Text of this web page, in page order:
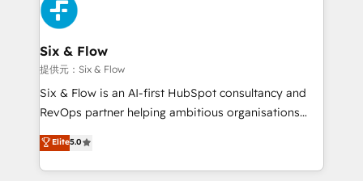
Onboarding Accredited 🔐 ISO27001 & ISO9001
Certified
and Customer First Awards, 4.9/5 rating in HubSpot
Reviews and 4.9/5 rating in Clutch Reviews. Digifianz
helps the following industries: logistics & 3PL, home
improvement & construction, branding and
commercialization, real estate, health, education,
SaaS, Software Dev & IT and consulting, make the
the United States, EU, UAE, Mexico and Latin
America. From casual user to super fan: make
Six & Flow
提供元：Six & Flow
Six & Flow is an AI-first HubSpot consultancy and
RevOps partner helping ambitious organisations
grow with clarity, confidence, and intelligence.
Operating across the UK, Netherlands, Ireland, and
Canada, we’ve delivered thousands of successful
Elite5.0